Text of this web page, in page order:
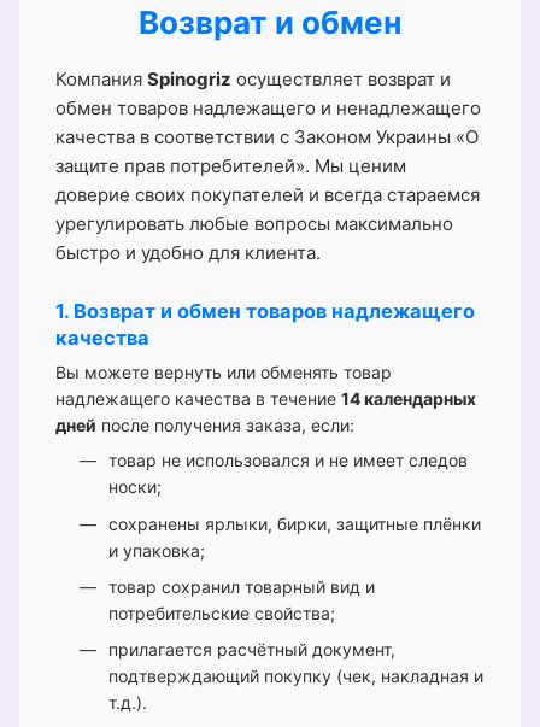
Возврат и обмен
Компания Spinogriz осуществляет возврат и
обмен товаров надлежащего и ненадлежащего
качества в соответствии с Законом Украины «О
защите прав потребителей». Мы ценим
доверие своих покупателей и всегда стараемся
урегулировать любые вопросы максимально
быстро и удобно для клиента.
1. Возврат и обмен товаров надлежащего
качества
Вы можете вернуть или обменять товар
надлежащего качества в течение 14 календарных
дней после получения заказа, если:
товар не использовался и не имеет следов
носки;
сохранены ярлыки, бирки, защитные плёнки
и упаковка;
товар сохранил товарный вид и
потребительские свойства;
прилагается расчётный документ,
подтверждающий покупку (чек, накладная и
т.д.).